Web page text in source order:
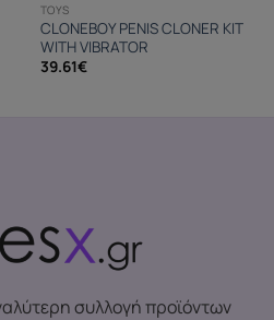
TOYS
CLONEBOY PENIS CLONER KIT
WITH VIBRATOR
39.61€
συλλογή προϊόντων